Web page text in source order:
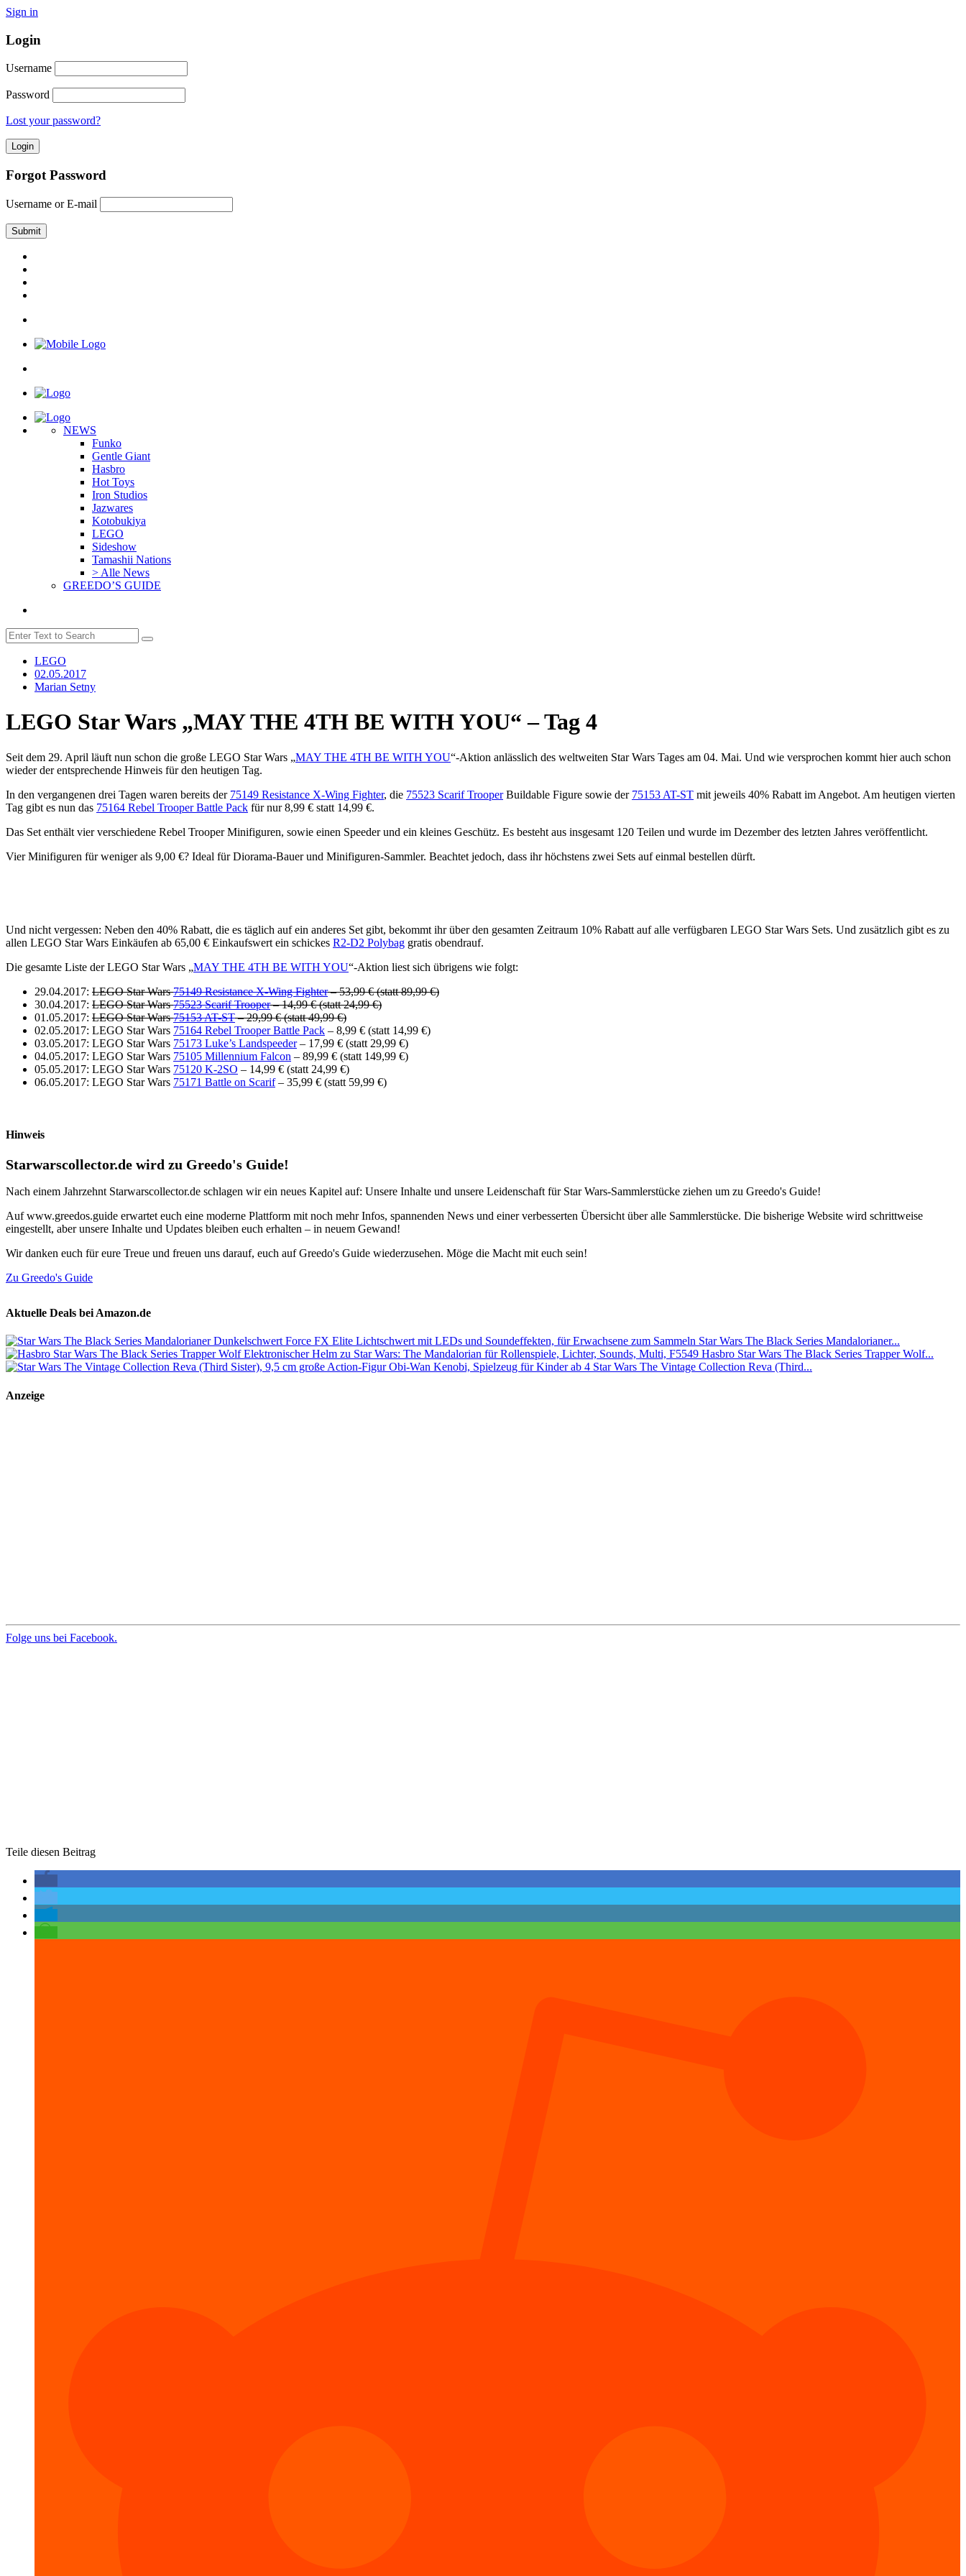
Sign in
Login
Username
Password
Lost your password?
Forgot Password
Username or E-mail
NEWS
Funko
Gentle Giant
Hasbro
Hot Toys
Iron Studios
Jazwares
Kotobukiya
LEGO
Sideshow
Tamashii Nations
> Alle News
GREEDO’S GUIDE
LEGO
02.05.2017
Marian Setny
LEGO Star Wars „MAY THE 4TH BE WITH YOU“ – Tag 4
Seit dem 29. April läuft nun schon die große LEGO Star Wars „MAY THE 4TH BE WITH YOU“-Aktion anlässlich des weltweiten Star Wars Tages am 04. Mai. Und wie versprochen kommt hier auch schon
wieder der entsprechende Hinweis für den heutigen Tag.
In den vergangenen drei Tagen waren bereits der 75149 Resistance X-Wing Fighter, die 75523 Scarif TrooperBuildable Figure sowie der 75153 AT-ST mit jeweils 40% Rabatt im Angebot. Am heutigen vierten
Tag gibt es nun das 75164 Rebel Trooper Battle Pack für nur 8,99 € statt 14,99 €.
Das Set enthält vier verschiedene Rebel Trooper Minifiguren, sowie einen Speeder und ein kleines Geschütz. Es besteht aus insgesamt 120 Teilen und wurde im Dezember des letzten Jahres veröffentlicht.
Vier Minifiguren für weniger als 9,00 €? Ideal für Diorama-Bauer und Minifiguren-Sammler. Beachtet jedoch, dass ihr höchstens zwei Sets auf einmal bestellen dürft.
Und nicht vergessen: Neben den 40% Rabatt, die es täglich auf ein anderes Set gibt, bekommt ihr über den gesamten Zeitraum 10% Rabatt auf alle verfügbaren LEGO Star Wars Sets. Und zusätzlich gibt es zu
allen LEGO Star Wars Einkäufen ab 65,00 € Einkaufswert ein schickes R2-D2 Polybag gratis obendrauf.
Die gesamte Liste der LEGO Star Wars „MAY THE 4TH BE WITH YOU“-Aktion liest sich übrigens wie folgt:
29.04.2017: LEGO Star Wars75149 Resistance X-Wing Fighter– 53,99 € (statt 89,99 €)
30.04.2017: LEGO Star Wars75523 Scarif Trooper– 14,99 € (statt 24,99 €)
01.05.2017: LEGO Star Wars75153 AT-ST– 29,99 € (statt 49,99 €)
02.05.2017: LEGO Star Wars 75164 Rebel Trooper Battle Pack – 8,99 € (statt 14,99 €)
03.05.2017: LEGO Star Wars 75173 Luke’s Landspeeder– 17,99 € (statt 29,99 €)
04.05.2017: LEGO Star Wars 75105 Millennium Falcon – 89,99 € (statt 149,99 €)
05.05.2017: LEGO Star Wars 75120 K-2SO – 14,99 € (statt 24,99 €)
06.05.2017: LEGO Star Wars 75171 Battle on Scarif– 35,99 € (statt 59,99 €)
Hinweis
Starwarscollector.de wird zu Greedo's Guide!
Nach einem Jahrzehnt Starwarscollector.de schlagen wir ein neues Kapitel auf: Unsere Inhalte und unsere Leidenschaft für Star Wars-Sammlerstücke ziehen um zu Greedo's Guide!
Auf www.greedos.guide erwartet euch eine moderne Plattform mit noch mehr Infos, spannenden News und einer verbesserten Übersicht über alle Sammlerstücke. Die bisherige Website wird schrittweise
eingestellt, aber unsere Inhalte und Updates bleiben euch erhalten – in neuem Gewand!
Wir danken euch für eure Treue und freuen uns darauf, euch auf Greedo's Guide wiederzusehen. Möge die Macht mit euch sein!
Zu Greedo's Guide
Aktuelle Deals bei Amazon.de
Star Wars The Black Series Mandalorianer...
Hasbro Star Wars The Black Series Trapper Wolf...
Star Wars The Vintage Collection Reva (Third...
Anzeige
Folge uns bei Facebook.
Teile diesen Beitrag